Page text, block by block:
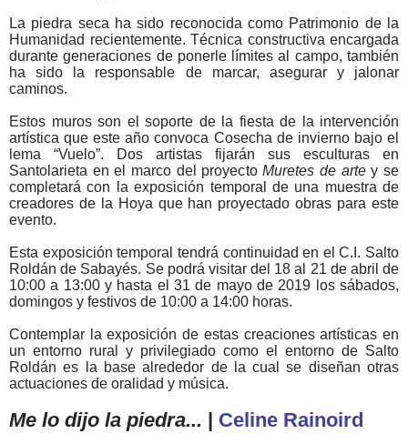
La piedra seca ha sido reconocida como Patrimonio de la
Humanidad recientemente. Técnica constructiva encargada
durante generaciones de ponerle límites al campo, también
ha sido la responsable de marcar, asegurar y jalonar
caminos.
Estos muros son el soporte de la fiesta de la intervención
artística que este año convoca Cosecha de invierno bajo el
lema “Vuelo”. Dos artistas fijarán sus esculturas en
Santolarieta en el marco del proyectoMuretes de artey se
completará con la exposición temporal de una muestra de
creadores de la Hoya que han proyectado obras para este
evento.
Esta exposición temporal tendrá continuidad en el C.I. Salto
Roldán de Sabayés. Se podrá visitar del 18 al 21 de abril de
10:00 a 13:00 y hasta el 31 de mayo de 2019 los sábados,
domingos y festivos de 10:00 a 14:00 horas.
Contemplar la exposición de estas creaciones artísticas en
un entorno rural y privilegiado como el entorno de Salto
Roldán es la base alrededor de la cual se diseñan otras
actuaciones de oralidad y música.
Me lo dijo la piedra... Celine Rainoird